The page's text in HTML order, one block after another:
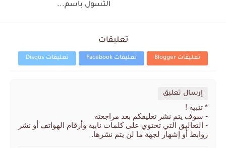
التسول باسم...
تعليقات
تعليقات Blogger تعليقات Facebook تعليقات Disqus
إرسال تعليق
* تنبيه !
- سوف يتم نشر تعليقكم بعد مراجعته
- التعاليق التي تحتوي على كلمات نابية وأرقام الهواتف أو نشر
روابط أو إشهار لجهة ما لن يتم نشرها.